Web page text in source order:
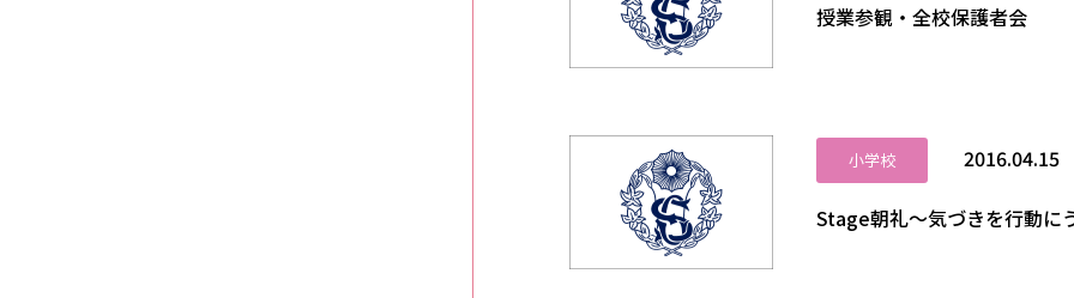
授業参観・全校保護者会
小学校 2016.04.15
Stage朝礼～気づきを行動に